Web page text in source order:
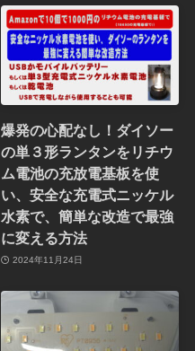
爆発の心配なし！ダイソー
の単３形ランタンをリチウ
ム電池の充放電基板を使
い、安全な充電式ニッケル
水素で、簡単な改造で最強
に変える方法
2024年11月24日